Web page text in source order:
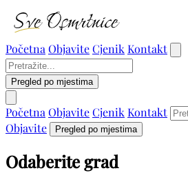
Početna ObjaviteCjenik Kontakt
Pregled po mjestima
Početna ObjaviteCjenik Kontakt
Objavite
Pregled po mjestima
Odaberite grad